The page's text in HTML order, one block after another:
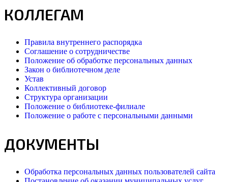
КОЛЛЕГАМ
Правила внутреннего распорядка
Соглашение о сотрудничестве
Положение об обработке персональных данных
Закон о библиотечном деле
Устав
Коллективный договор
Структура организации
Положение о библиотеке-филиале
Положение о работе с персональными данными
ДОКУМЕНТЫ
Обработка персональных данных пользователей сайта